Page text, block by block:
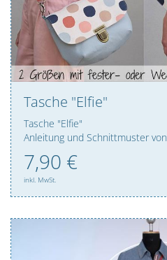
Tasche "Elfie"
Tasche "Elfie"
Anleitung und Schnittmuster von
7,90 €
inkl. MwSt.